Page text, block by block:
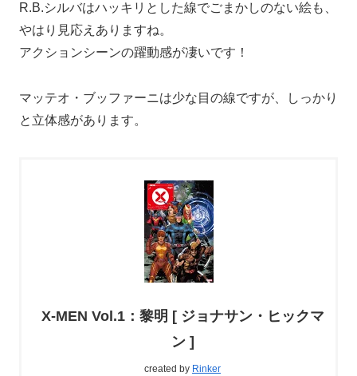
R.B.シルバはハッキリとした線でごまかしのない絵も、
やはり見応えありますね。
アクションシーンの躍動感が凄いです！
マッテオ・ブッファーニは少な目の線ですが、しっかり
と立体感があります。
X-MEN Vol.1：黎明 [ ジョナサン・ヒックマ
ン ]
created by Rinker